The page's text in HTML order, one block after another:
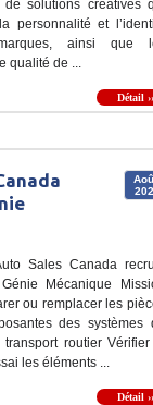
de solutions créatives
personnalité et
ainsi que
qualité de ...
Détail ››
Sales Canada
Mécanique
ou remplacer les
des systèmes
transport routier Vérifier
les éléments ...
Détail ››